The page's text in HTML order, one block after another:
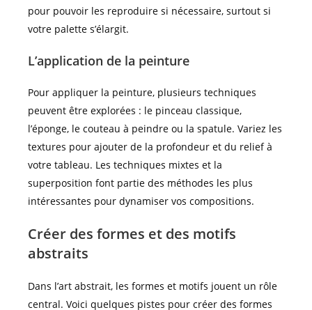
pour pouvoir les reproduire si nécessaire, surtout si
votre palette s’élargit.
L’application de la peinture
Pour appliquer la peinture, plusieurs techniques
peuvent être explorées : le pinceau classique,
l’éponge, le couteau à peindre ou la spatule. Variez les
textures pour ajouter de la profondeur et du relief à
votre tableau. Les techniques mixtes et la
superposition font partie des méthodes les plus
intéressantes pour dynamiser vos compositions.
Créer des formes et des motifs
abstraits
Dans l’art abstrait, les formes et motifs jouent un rôle
central. Voici quelques pistes pour créer des formes